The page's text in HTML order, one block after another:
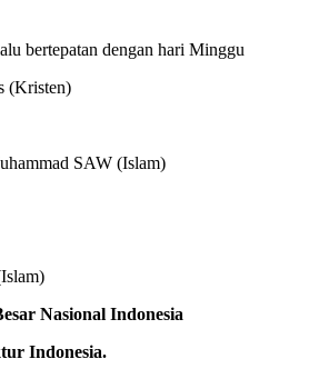
bertepatan dengan hari Minggu
(Kristen)
SAW (Islam)
Nasional Indonesia
Indonesia.